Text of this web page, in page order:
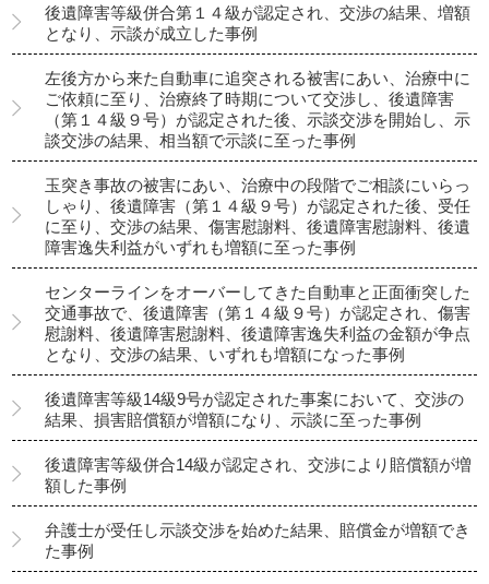
後遺障害等級併合第１４級が認定され、交渉の結果、増額
となり、示談が成立した事例
左後方から来た自動車に追突される被害にあい、治療中に
ご依頼に至り、治療終了時期について交渉し、後遺障害
（第１４級９号）が認定された後、示談交渉を開始し、示
談交渉の結果、相当額で示談に至った事例
玉突き事故の被害にあい、治療中の段階でご相談にいらっ
しゃり、後遺障害（第１４級９号）が認定された後、受任
に至り、交渉の結果、傷害慰謝料、後遺障害慰謝料、後遺
障害逸失利益がいずれも増額に至った事例
センターラインをオーバーしてきた自動車と正面衝突した
交通事故で、後遺障害（第１４級９号）が認定され、傷害
慰謝料、後遺障害慰謝料、後遺障害逸失利益の金額が争点
となり、交渉の結果、いずれも増額になった事例
後遺障害等級14級9号が認定された事案において、交渉の
結果、損害賠償額が増額になり、示談に至った事例
後遺障害等級併合14級が認定され、交渉により賠償額が増
額した事例
弁護士が受任し示談交渉を始めた結果、賠償金が増額でき
た事例